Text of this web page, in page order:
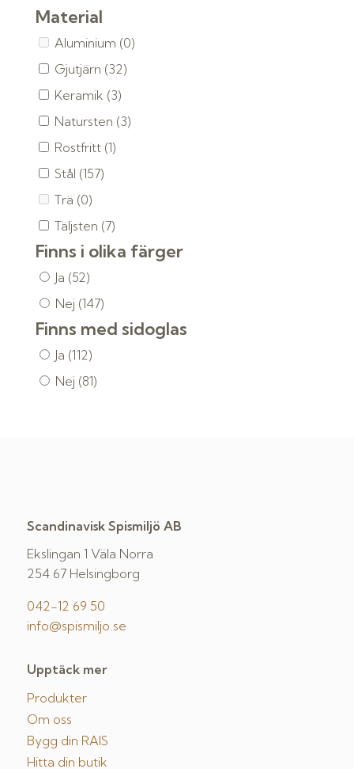
Material
Aluminium (0)
Gjutjärn (32)
Keramik (3)
Natursten (3)
Rostfritt (1)
Stål (157)
Trä (0)
Täljsten (7)
Finns i olika färger
Ja (52)
Nej (147)
Finns med sidoglas
Ja (112)
Nej (81)
Scandinavisk Spismiljö AB
Ekslingan 1 Väla Norra
254 67 Helsingborg
042-12 69 50
info@spismiljo.se
Upptäck mer
Produkter
Om oss
Bygg din RAIS
Hitta din butik